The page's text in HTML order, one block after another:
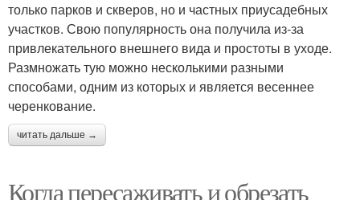
только парков и скверов, но и частных приусадебных
участков. Свою популярность она получила из-за
привлекательного внешнего вида и простоты в уходе.
Размножать тую можно несколькими разными
способами, одним из которых и является весеннее
черенкование.
читать дальше →
Когда пересаживать и обрезать